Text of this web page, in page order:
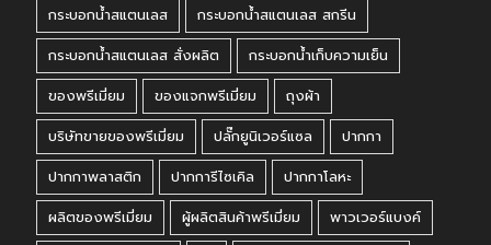
กระบอกน้ำสแตนเลส
กระบอกน้ำสแตนเลส สกรีน
กระบอกน้ำสแตนเลส สั่งผลิต
กระบอกน้ำเก็บความเย็น
ของพรีเมี่ยม
ของแจกพรีเมี่ยม
ถุงผ้า
บริษัทขายของพรีเมี่ยม
ปลั๊กยูนิเวอร์แซล
ปากกา
ปากกาพลาสติก
ปากการีไซเคิล
ปากกาโลหะ
ผลิตของพรีเมี่ยม
ผู้ผลิตสินค้าพรีเมี่ยม
พาวเวอร์แบงค์